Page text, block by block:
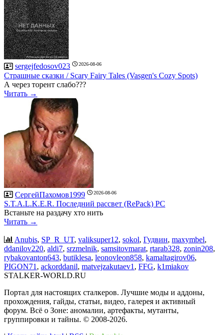
sergejfedosov023 2026-08-06
Страшные сказки / Scary Fairy Tales (Vasgen's Cozy Spots)
А через торент слабо???
Читать →
СергейПахомов1999 2026-08-06
S.T.A.L.K.E.R. Последний рассвет (RePack) PC
Встаньте на раздачу хто нить
Читать →
Anubis, SP_R_UT, valiksuper12, sokol, Гудвин, maxymbel,
ddanilov220, aldi7, srzmelnik, samsitovmarat, rtarab328, zonin208,
rybakovanton643, butiklesa, leonovleon858, kamaltagirov06,
PIGON71 , ackorddanil, matvejzakutaev1 , FFG, k1miakov
STALKER-WORLD.RU
Портал для настоящих сталкеров. Лучшие моды и аддоны,
прохождения, гайды, статьи, видео, галерея и активный
форум. Всё о Зоне: аномалии, артефакты, мутанты,
группировки и тайны. ©️ 2008-2026.